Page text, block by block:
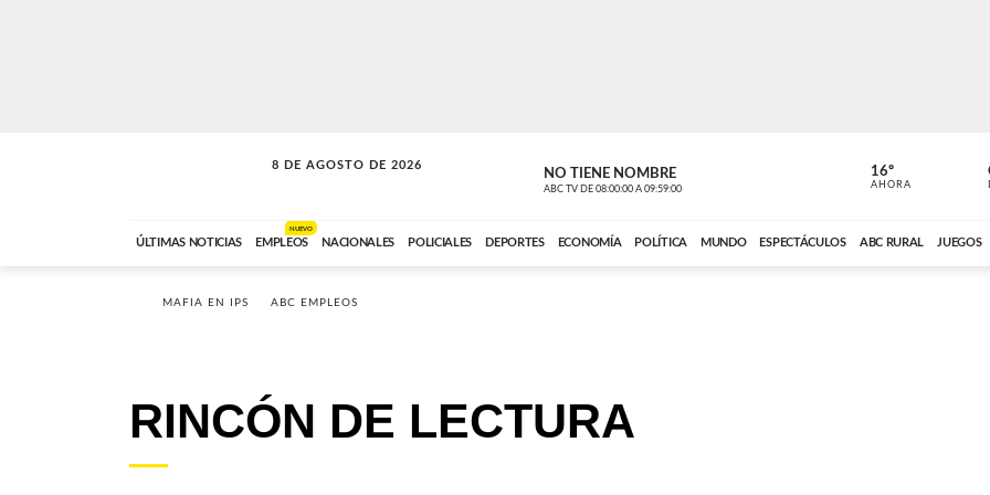
8 DE AGOSTO DE 2026
SOLO MÚSICA NO TIENE NOMBRE
ABC TV DE 08:00:00 A 09:59:00
NO TIENE
ABC CARDINAL
16º
AHORA
ÚLTIMAS NOTICIAS EMPLEOS
NUEVO
NACIONALES POLICIALES DEPORTES ECONOMÍA POLÍTICA MUNDO ESPECTÁCULOS ABC RURAL JUEGOS
MAFIA EN IPS ABC EMPLEOS
RINCÓN DE LECTURA